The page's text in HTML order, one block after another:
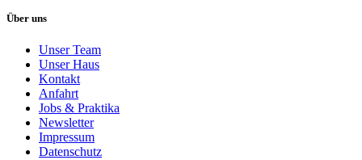
Über uns
Unser Team
Unser Haus
Kontakt
Anfahrt
Jobs & Praktika
Newsletter
Impressum
Datenschutz